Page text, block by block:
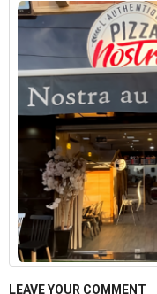
LEAVE YOUR COMMENT